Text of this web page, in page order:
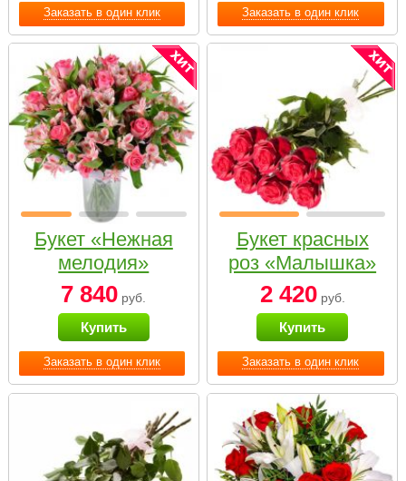
Заказать в один клик Заказать в один клик
Заказать в один клик
Букет «Нежная
мелодия»
7 840 руб.
Купить
Заказать в один клик
Букет красных
роз «Малышка»
2 420руб.
Купить